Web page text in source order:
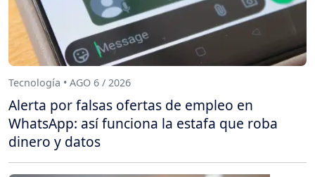
Tecnología • AGO 6 / 2026
Alerta por falsas ofertas de empleo en
WhatsApp: así funciona la estafa que roba
dinero y datos